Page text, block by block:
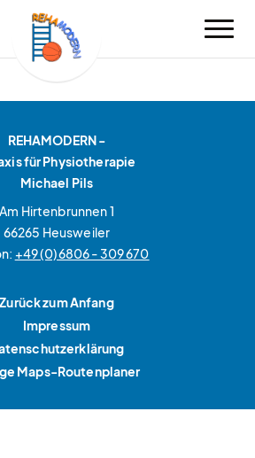
REHAMODERN -
für Physiotherapie
Michael Pils
Am Hirtenbrunnen 1
66265 Heusweiler
+49 (0)6806 - 309 670
Zurück zum Anfang
Impressum
Maps-Routenplaner